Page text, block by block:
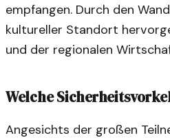
empfangen. Durch den
kultureller Standort
und der regionalen
Welche
Angesichts der großen